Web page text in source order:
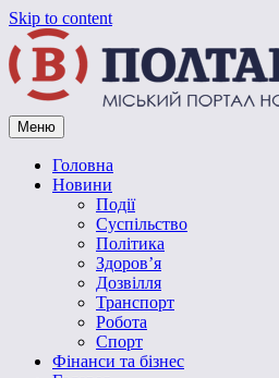
Skip to content
Vpoltave.info
Полтавський портал новин
Меню
Головна
Новини
Події
Суспільство
Політика
Здоров’я
Дозвілля
Транспорт
Робота
Спорт
Фінанси та бізнес